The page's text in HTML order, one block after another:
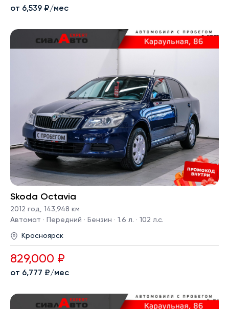
от 6,539 ₽/мес
Skoda Octavia
2012 год, 143,948 км
Автомат · Передний · Бензин · 1.6 л. · 102 л.с.
Красноярск
829,000 ₽
от 6,777 ₽/мес